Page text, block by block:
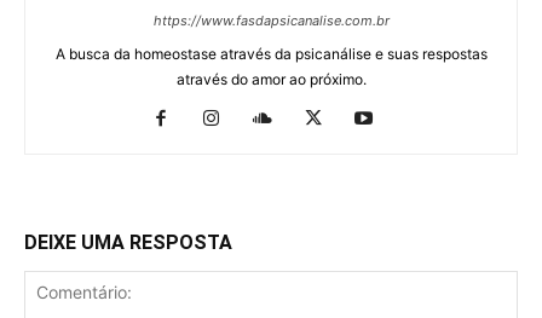
https://www.fasdapsicanalise.com.br
A busca da homeostase através da psicanálise e suas respostas
através do amor ao próximo.
DEIXE UMA RESPOSTA